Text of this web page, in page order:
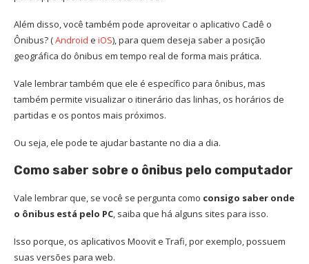
Além disso, você também pode aproveitar o aplicativo Cadê o
Ônibus? (Android e iOS), para quem deseja saber a posição
geográfica do ônibus em tempo real de forma mais prática.
Vale lembrar também que ele é específico para ônibus, mas
também permite visualizar o itinerário das linhas, os horários de
partidas e os pontos mais próximos.
Ou seja, ele pode te ajudar bastante no dia a dia.
Como saber sobre o ônibus pelo computador
Vale lembrar que, se você se pergunta como consigo saber onde
o ônibus está pelo PC , saiba que há alguns sites para isso.
Isso porque, os aplicativos Moovit e Trafi, por exemplo, possuem
suas versões para web.